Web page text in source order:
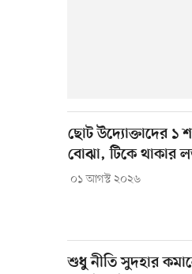
ছোট উদ্যোক্তাদের ১
বোঝা, টিকে থাকার
০১ আগস্ট ২০২৬
শুধু নীতি সুদহার